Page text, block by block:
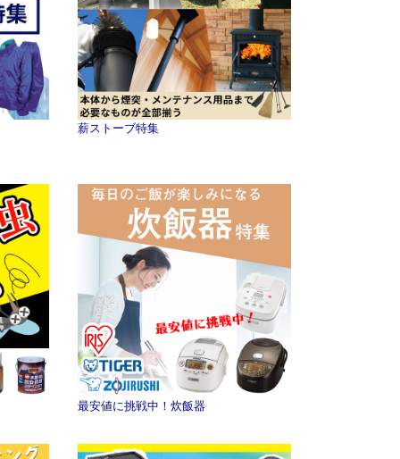
薪ストーブ特集
最安値に挑戦中！炊飯器